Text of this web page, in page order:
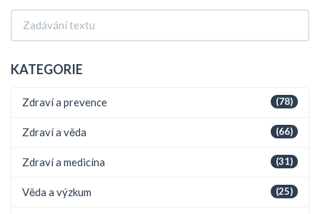
KATEGORIE
(78)
Zdraví a prevence
(66)
Zdraví a věda
(31)
Zdraví a medicína
(25)
Věda a výzkum